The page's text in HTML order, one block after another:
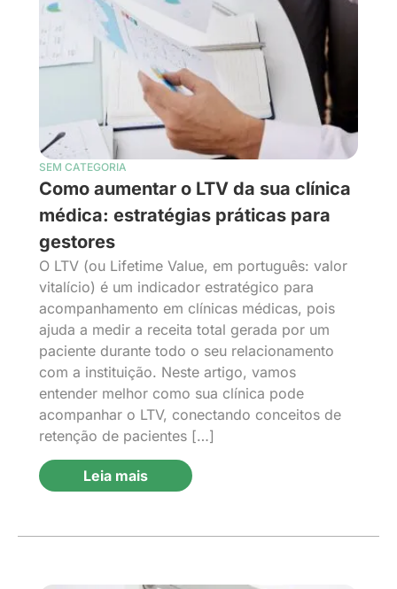
SEM CATEGORIA
Como aumentar o LTV da sua clínica
médica: estratégias práticas para
gestores
O LTV (ou Lifetime Value, em português: valor
vitalício) é um indicador estratégico para
acompanhamento em clínicas médicas, pois
ajuda a medir a receita total gerada por um
paciente durante todo o seu relacionamento
com a instituição. Neste artigo, vamos
entender melhor como sua clínica pode
acompanhar o LTV, conectando conceitos de
retenção de pacientes […]
Leia mais